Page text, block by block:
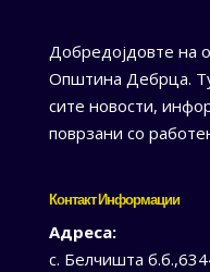
Добредојдовте на
Општина Дебрца.
сите новости,
поврзани со
Контакт Информации
Адреса:
с. Белчишта